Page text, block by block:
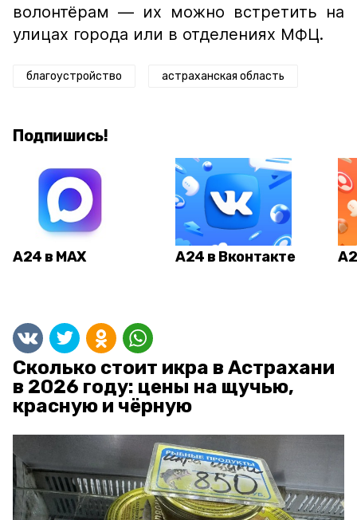
волонтёрам — их можно встретить на
улицах города или в отделениях МФЦ.
благоустройство астраханская область
Подпишись!
А24 в MAX А24 в Вконтакте
Сколько стоит икра в Астрахани
в 2026 году: цены на щучью,
красную и чёрную